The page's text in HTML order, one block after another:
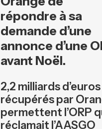
répondre à sa
demande d’une
annonce d’une
avant Noël.
2,2 milliards d’euros
récupérés par
permettent l’ORP
réclamait l’AASGO